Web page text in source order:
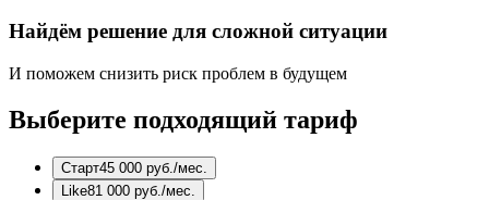
Найдём решение для сложной ситуации
И поможем снизить риск проблем в будущем
Выберите подходящий тариф
Старт45 000 руб./мес.
Like81 000 руб./мес.